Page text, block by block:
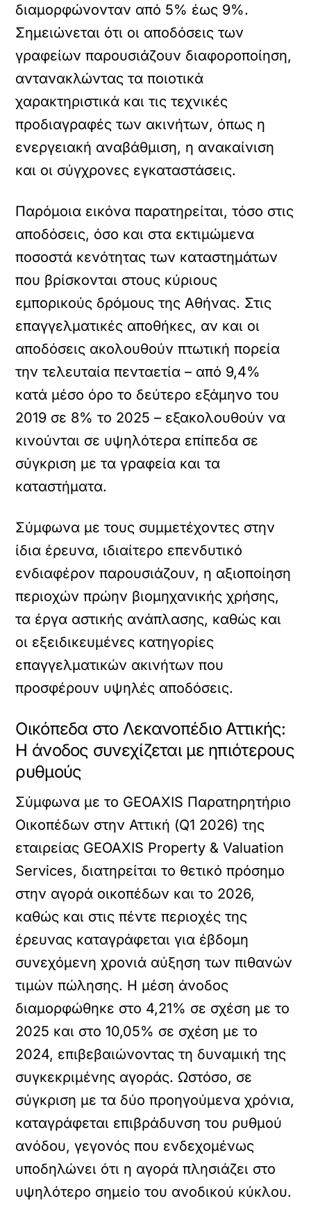
διαμορφώνονταν από 5% έως 9%.
Σημειώνεται ότι οι αποδόσεις των
γραφείων παρουσιάζουν διαφοροποίηση,
αντανακλώντας τα ποιοτικά
χαρακτηριστικά και τις τεχνικές
προδιαγραφές των ακινήτων, όπως η
ενεργειακή αναβάθμιση, η ανακαίνιση
και οι σύγχρονες εγκαταστάσεις.
Παρόμοια εικόνα παρατηρείται, τόσο στις
αποδόσεις, όσο και στα εκτιμώμενα
ποσοστά κενότητας των καταστημάτων
που βρίσκονται στους κύριους
εμπορικούς δρόμους της Αθήνας. Στις
επαγγελματικές αποθήκες, αν και οι
αποδόσεις ακολουθούν πτωτική πορεία
την τελευταία πενταετία – από 9,4%
κατά μέσο όρο το δεύτερο εξάμηνο του
2019 σε 8% το 2025 – εξακολουθούν να
κινούνται σε υψηλότερα επίπεδα σε
σύγκριση με τα γραφεία και τα
καταστήματα.
Σύμφωνα με τους συμμετέχοντες στην
ίδια έρευνα, ιδιαίτερο επενδυτικό
ενδιαφέρον παρουσιάζουν, η αξιοποίηση
περιοχών πρώην βιομηχανικής χρήσης,
τα έργα αστικής ανάπλασης, καθώς και
οι εξειδικευμένες κατηγορίες
επαγγελματικών ακινήτων που
προσφέρουν υψηλές αποδόσεις.
Οικόπεδα στο Λεκανοπέδιο Αττικής:
Η άνοδος συνεχίζεται με ηπιότερους
ρυθμούς
Σύμφωνα με το GEOAXIS Παρατηρητήριο
Οικοπέδων στην Αττική (Q1 2026) της
εταιρείας GEOAXIS Property & Valuation
Services, διατηρείται το θετικό πρόσημο
στην αγορά οικοπέδων και το 2026,
καθώς και στις πέντε περιοχές της
έρευνας καταγράφεται για έβδομη
συνεχόμενη χρονιά αύξηση των πιθανών
τιμών πώλησης. Η μέση άνοδος
διαμορφώθηκε στο 4,21% σε σχέση με το
2025 και στο 10,05% σε σχέση με το
2024, επιβεβαιώνοντας τη δυναμική της
συγκεκριμένης αγοράς. Ωστόσο, σε
σύγκριση με τα δύο προηγούμενα χρόνια,
καταγράφεται επιβράδυνση του ρυθμού
ανόδου, γεγονός που ενδεχομένως
υποδηλώνει ότι η αγορά πλησιάζει στο
υψηλότερο σημείο του ανοδικού κύκλου.